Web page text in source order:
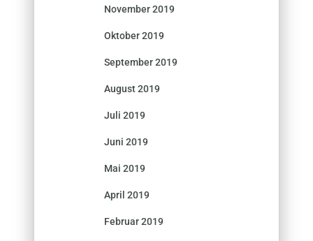
November 2019
Oktober 2019
September 2019
August 2019
Juli 2019
Juni 2019
Mai 2019
April 2019
Februar 2019